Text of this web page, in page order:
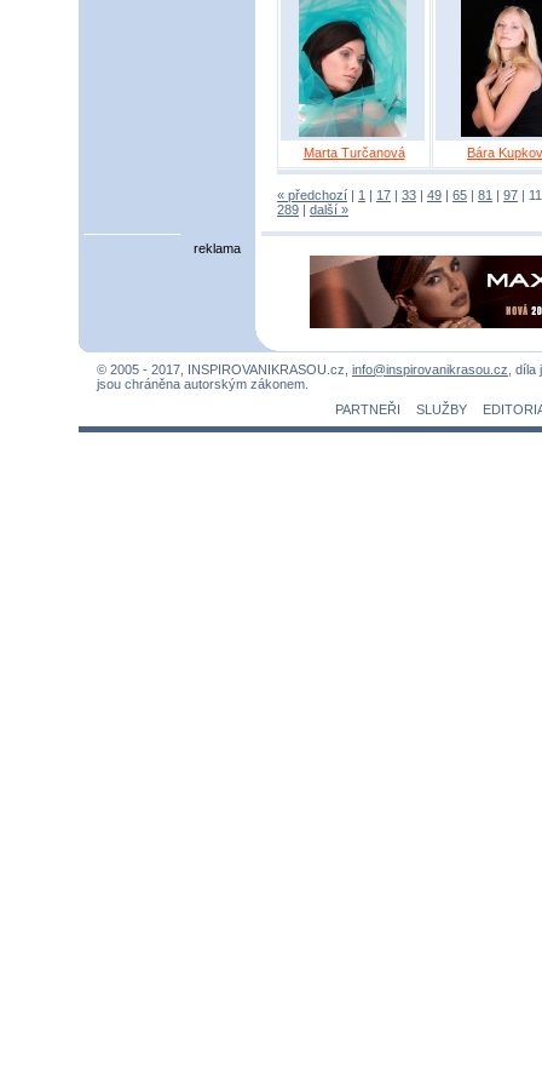
Marta Turčanová Bára
« předchozí 1 17 33 49 65 81 97
289
další »
reklama
© 2005 - 2017, INSPIROVANIKRASOU.cz, info@inspirovanikrasou.cz, díla
jsou chráněna autorským zákonem.
PARTNEŘI
SLUŽBY